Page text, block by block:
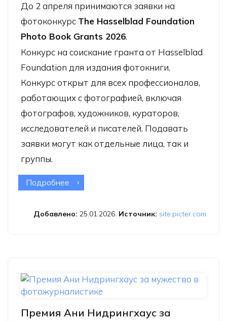
До 2 апреля принимаются заявки на
фотоконкурс The Hasselblad Foundation
Photo Book Grants 2026.
Конкурс на соискание гранта от Hasselblad
Foundation для издания фотокниги.
Конкурс открыт для всех профессионалов,
работающих с фотографией, включая
фотографов, художников, кураторов,
исследователей и писателей. Подавать
заявки могут как отдельные лица, так и
группы.
Подробнее о Фотоконкурс The Hasselblad
Добавлено: 25.01.2026. Источник: site.picter.com
Премия Ани Нидрингхаус за